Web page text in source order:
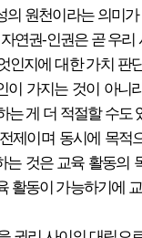
원천이라는 의미가
연권-인권은 곧 우
인지에 대한 가치 판
이 가지는 것이 아니
는 게 더 적절할 수도
제이며 동시에 목적
는 것은 교육 활동의
활동이 가능하기에